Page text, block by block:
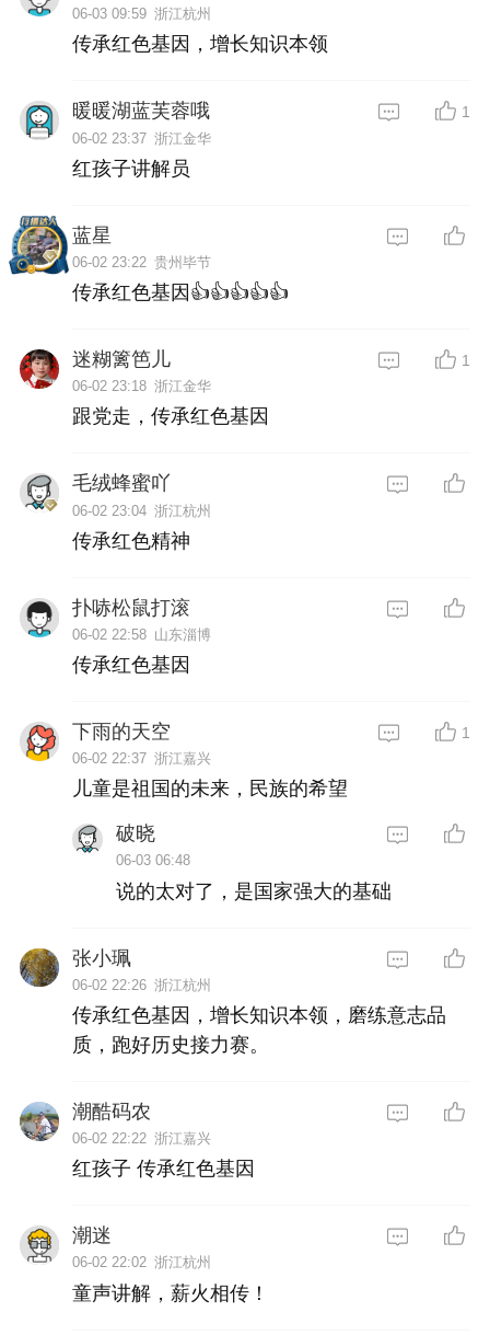
06-03 09:59 浙江杭州
传承红色基因，增长知识本领
暖暖湖蓝芙蓉哦
06-02 23:37 浙江金华
1
红孩子讲解员
蓝星
06-02 23:22 贵州毕节
传承红色基因👍👍👍👍👍
迷糊篱笆儿
06-02 23:18 浙江金华
1
跟党走，传承红色基因
毛绒蜂蜜吖
06-02 23:04 浙江杭州
传承红色精神
扑哧松鼠打滚
06-02 22:58 山东淄博
传承红色基因
下雨的天空
06-02 22:37 浙江嘉兴
1
儿童是祖国的未来，民族的希望
破晓
06-03 06:48
说的太对了，是国家强大的基础
张小珮
06-02 22:26 浙江杭州
传承红色基因，增长知识本领，磨练意志品
质，跑好历史接力赛。
潮酷码农
06-02 22:22 浙江嘉兴
红孩子 传承红色基因
潮迷
06-02 22:02 浙江杭州
童声讲解，薪火相传！